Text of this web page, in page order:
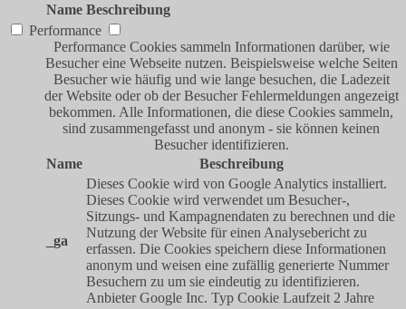
Name Beschreibung
Performance
Performance Cookies sammeln Informationen darüber, wie
Besucher eine Webseite nutzen. Beispielsweise welche Seiten
Besucher wie häufig und wie lange besuchen, die Ladezeit
der Website oder ob der Besucher Fehlermeldungen angezeigt
bekommen. Alle Informationen, die diese Cookies sammeln,
sind zusammengefasst und anonym - sie können keinen
Besucher identifizieren.
Name
Beschreibung
_ga
Dieses Cookie wird von Google Analytics installiert.
Dieses Cookie wird verwendet um Besucher-,
Sitzungs- und Kampagnendaten zu berechnen und die
Nutzung der Website für einen Analysebericht zu
erfassen. Die Cookies speichern diese Informationen
anonym und weisen eine zufällig generierte Nummer
Besuchern zu um sie eindeutig zu identifizieren.
Anbieter Google Inc. Typ Cookie Laufzeit 2 Jahre